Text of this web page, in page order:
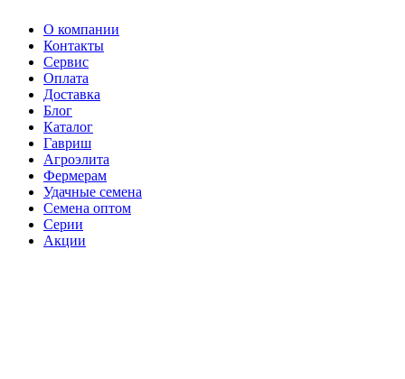
О компании
Контакты
Сервис
Оплата
Доставка
Блог
Каталог
Гавриш
Агроэлита
Фермерам
Удачные семена
Семена оптом
Серии
Акции